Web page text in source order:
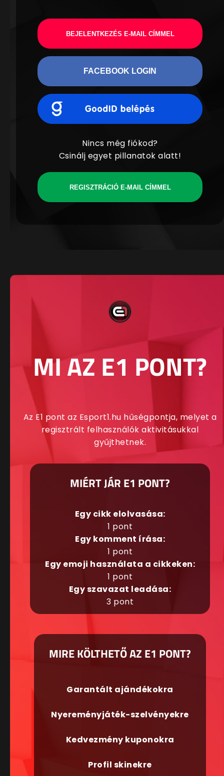
BEJELENTKEZÉS E-MAIL CÍMMEL
FACEBOOK LOGIN
Nincs még fiókod?
Csinálj egyet pillanatok alatt!
REGISZTRÁCIÓ E-MAIL CÍMMEL
MI AZ E1 PONT?
Az E1 pont az Esport1.hu hűségpontja, melyet a
regisztrált felhasználók aktivitásukkal
gyűjthetnek.
MIÉRT JÁR E1 PONT?
Egy cikk elolvasása:
1 pont
Egy komment írása:
1 pont
Egy emoji használata a cikkeken:
1 pont
Egy szavazat leadása:
3 pont
MIRE KÖLTHETŐ AZ E1 PONT?
Garantált ajándékokra
Nyereményjáték-szelvényekre
Kedvezmény kuponokra
Profil skinekre